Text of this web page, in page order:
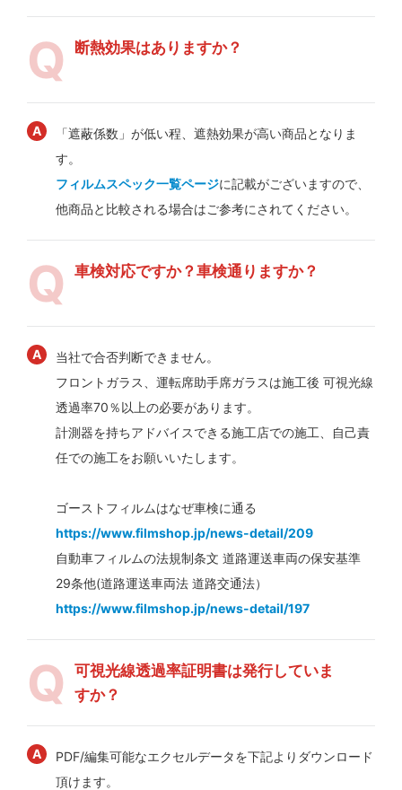
断熱効果はありますか？
「遮蔽係数」が低い程、遮熱効果が高い商品となりま
す。
フィルムスペック一覧ページに記載がございますので、
他商品と比較される場合はご参考にされてください。
車検対応ですか？車検通りますか？
当社で合否判断できません。
フロントガラス、運転席助手席ガラスは施工後 可視光線
透過率70％以上の必要があります。
計測器を持ちアドバイスできる施工店での施工、自己責
任での施工をお願いいたします。
ゴーストフィルムはなぜ車検に通る
https://www.filmshop.jp/news-detail/209
自動車フィルムの法規制条文 道路運送車両の保安基準
29条他(道路運送車両法 道路交通法）
https://www.filmshop.jp/news-detail/197
可視光線透過率証明書は発行していま
すか？
PDF/編集可能なエクセルデータを下記よりダウンロード
頂けます。